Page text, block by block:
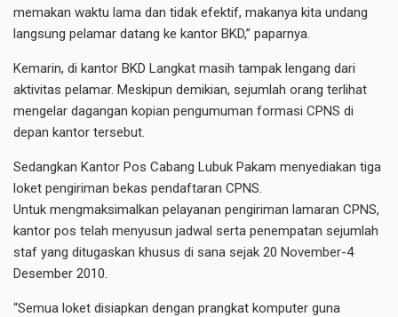
memakan waktu lama dan tidak efektif, makanya kita undang
langsung pelamar datang ke kantor BKD,” paparnya.
Kemarin, di kantor BKD Langkat masih tampak lengang dari
aktivitas pelamar. Meskipun demikian, sejumlah orang terlihat
mengelar dagangan kopian pengumuman formasi CPNS di
depan kantor tersebut.
Sedangkan Kantor Pos Cabang Lubuk Pakam menyediakan tiga
loket pengiriman bekas pendaftaran CPNS.
Untuk mengmaksimalkan pelayanan pengiriman lamaran CPNS,
kantor pos telah menyusun jadwal serta penempatan sejumlah
staf yang ditugaskan khusus di sana sejak 20 November-4
Desember 2010.
“Semua loket disiapkan dengan prangkat komputer guna